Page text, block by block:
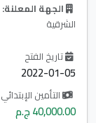
الجهة المعلنة:
الشرقية
تاريخ الفتح
2022-01-05
التأمين الإبتدائي
40,000.00 ج.م